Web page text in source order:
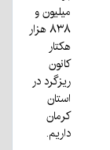
میلیون و
۸۳۸ هزار
هکتار
کانون
ریزگرد در
استان
کرمان
داریم.